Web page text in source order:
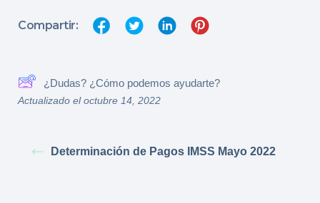
Compartir:
¿Dudas? ¿Cómo podemos ayudarte?
Actualizado el octubre 14, 2022
Determinación de Pagos IMSS Mayo 2022